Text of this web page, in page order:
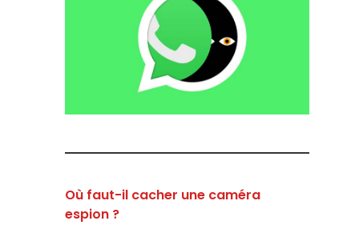
Où faut-il cacher une caméra
espion ?